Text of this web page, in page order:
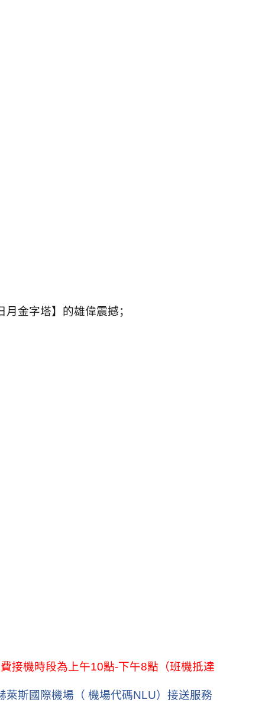
金字塔】的雄偉震撼；
接機時段為上午10點-下午8點（班機抵達
萊斯國際機場（ 機場代碼NLU）接送服務